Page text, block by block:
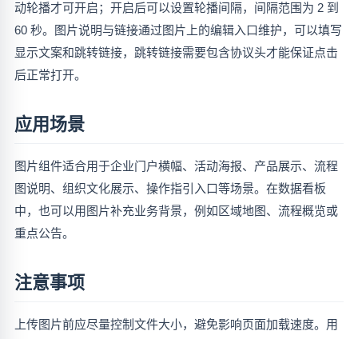
动轮播才可开启；开启后可以设置轮播间隔，间隔范围为 2 到
60 秒。图片说明与链接通过图片上的编辑入口维护，可以填写
显示文案和跳转链接，跳转链接需要包含协议头才能保证点击
后正常打开。
应用场景
图片组件适合用于企业门户横幅、活动海报、产品展示、流程
图说明、组织文化展示、操作指引入口等场景。在数据看板
中，也可以用图片补充业务背景，例如区域地图、流程概览或
重点公告。
注意事项
上传图片前应尽量控制文件大小，避免影响页面加载速度。用